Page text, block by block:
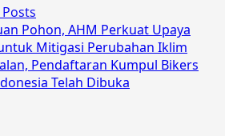
Pohon, AHM Perkuat Upaya
Mitigasi Perubahan Iklim
Pendaftaran Kumpul Bikers
Telah Dibuka